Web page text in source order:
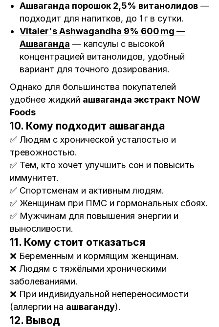
Ашваганда порошок 2,5% витанолидов —
подходит для напитков, до 1 г в сутки.
Vitaler's Ashwagandha 9% 600 mg —
Ашваганда — капсулы с высокой
концентрацией витанолидов, удобный
вариант для точного дозирования.
Однако для большинства покупателей
удобнее жидкий ашваганда экстракт NOW
Foods
10. Кому подходит ашваганда
✅ Людям с хронической усталостью и
тревожностью.
✅ Тем, кто хочет улучшить сон и повысить
иммунитет.
✅ Спортсменам и активным людям.
✅ Женщинам при ПМС и гормональных сбоях.
✅ Мужчинам для повышения энергии и
выносливости.
11. Кому стоит отказаться
❌ Беременным и кормящим женщинам.
❌ Людям с тяжёлыми хроническими
заболеваниями.
❌ При индивидуальной непереносимости
(аллергии на ашваганду).
12. Вывод